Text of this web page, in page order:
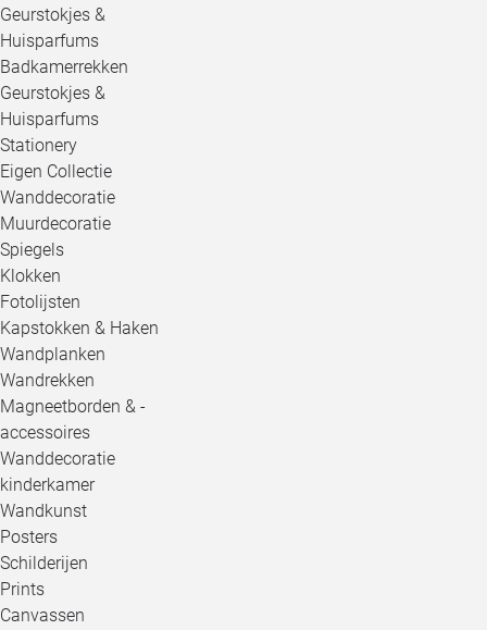
Geurstokjes &
Huisparfums
Badkamerrekken
Geurstokjes &
Huisparfums
Stationery
Eigen Collectie
Wanddecoratie
Muurdecoratie
Spiegels
Klokken
Fotolijsten
Kapstokken & Haken
Wandplanken
Wandrekken
Magneetborden & -
accessoires
Wanddecoratie
kinderkamer
Wandkunst
Posters
Schilderijen
Prints
Canvassen